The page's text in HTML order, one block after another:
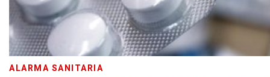
ALARMA SANITARIA